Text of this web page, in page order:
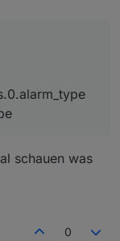
schauen was
0